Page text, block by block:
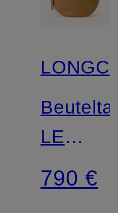
LE
XL
790 €